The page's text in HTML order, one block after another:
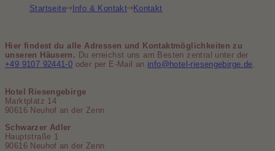
Startseite Info & Kontakt Kontakt
Hier findest du alle Adressen und Kontaktmöglichkeiten zu
unseren Häusern. Du erreichst uns am Besten zentral unter der
+49 9107 92441-0 oder per E-Mail an info@hotel-riesengebirge.de
Hotel Riesengebirge
Marktplatz 14
90616 Neuhof an der Zenn
Schwarzer Adler
Hauptstraße 1
90616 Neuhof an der Zenn